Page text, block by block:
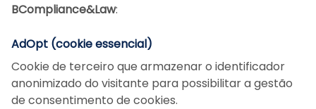
BCompliance&Law:
AdOpt (cookie essencial)
Cookie de terceiro que armazenar o identificador
anonimizado do visitante para possibilitar a gestão
de consentimento de cookies.